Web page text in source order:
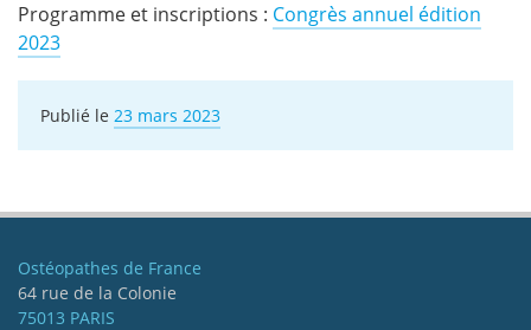
Programme et inscriptions : Congrès annuel édition
2023
Publié le 23 mars 2023
Ostéopathes de France
64 rue de la Colonie
75013 PARIS